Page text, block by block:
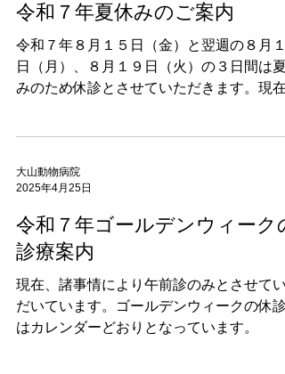
令和７年夏休みのご案内
令和７年８月１５日（金）と翌週の８月１
日（月）、８月１９日（火）の３日間は夏
みのため休診とさせていただきます。現在
大山動物病院
2025年4月25日
令和７年ゴールデンウィーク
診療案内
現在、諸事情により午前診のみとさせてい
だいています。ゴールデンウィークの休診
はカレンダーどおりとなっています。